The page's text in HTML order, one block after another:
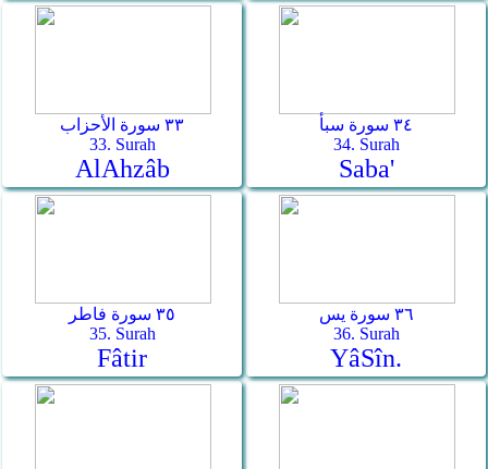
٣٣ سورة الأحزاب
33. Surah
Al­Ahzâb
٣٤ سورة سبأ
34. Surah
Saba'
٣٥ سورة فاطر
35. Surah
Fâtir
٣٦ سورة يس
36. Surah
Yâ­Sîn.